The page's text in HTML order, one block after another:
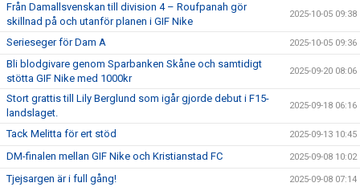
Från Damallsvenskan till division 4 – Roufpanah gör
skillnad på och utanför planen i GIF Nike
2025-10-05 09:38
Serieseger för Dam A 2025-10-05 09:36
Bli blodgivare genom Sparbanken Skåne och samtidigt
stötta GIF Nike med 1000kr
2025-09-20 08:06
Stort grattis till Lily Berglund som igår gjorde debut i F15-
landslaget.
2025-09-18 06:16
Tack Melitta för ert stöd 2025-09-13 10:45
DM-finalen mellan GIF Nike och Kristianstad FC 2025-09-08 10:02
Tjejsargen är i full gång! 2025-09-08 07:14